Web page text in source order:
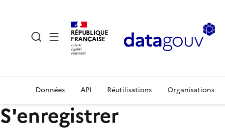
RÉPUBLIQUE
FRANÇAISE
Données API Réutilisations Organisations
S'enregistrer